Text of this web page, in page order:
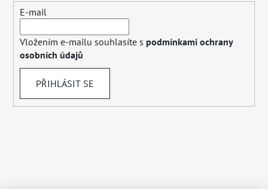
E-mail
Vložením e-mailu souhlasíte s podmínkami ochrany
osobních údajů
PŘIHLÁSIT SE